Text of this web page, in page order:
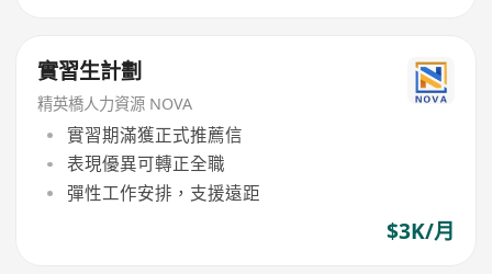
實習生計劃
精英橋人力資源 NOVA
實習期滿獲正式推薦信
表現優異可轉正全職
彈性工作安排，支援遠距
$3K/月